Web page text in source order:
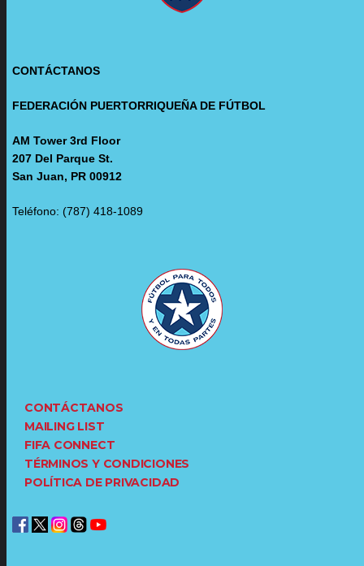
CONTÁCTANOS
FEDERACIÓN PUERTORRIQUEÑA DE FÚTBOL
AM Tower 3rd Floor
207 Del Parque St.
San Juan, PR 00912
Teléfono: (787) 418-1089
CONTÁCTANOS
MAILING LIST
FIFA CONNECT
TÉRMINOS Y CONDICIONES
POLÍTICA DE PRIVACIDAD